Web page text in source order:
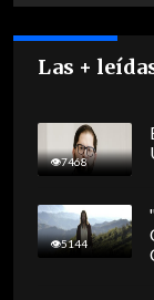
Las +
7468
5144